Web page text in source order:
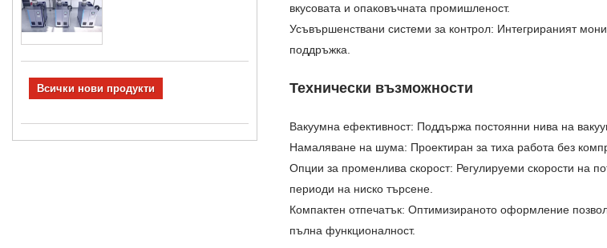
Всички нови продукти
вкусовата и опаковъчната промишленост.
Усъвършенствани системи за контрол: Интегрираният
поддръжка.
Технически възможности
Вакуумна ефективност: Поддържа постоянни нива на
Намаляване на шума: Проектиран за тиха работа без
Опции за променлива скорост: Регулируеми скорости на
периоди на ниско търсене.
Компактен отпечатък: Оптимизираното оформление
пълна функционалност.